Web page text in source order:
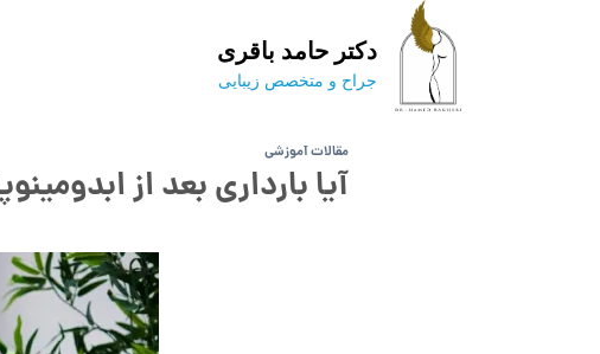
دکتر حامد باقری
جراح و متخصص زیبایی
مقالات آموزشی
آیا بارداری بعد از